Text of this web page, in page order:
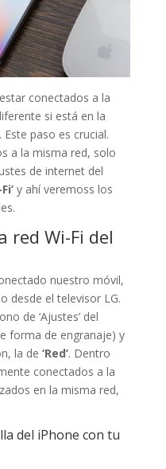
conectados a la
si está en la
paso es crucial.
a la misma red, solo
de internet del
y ahí veremoss los
red Wi-Fi del
nuestro móvil,
desde el televisor LG.
de ‘Ajustes’ del
forma de engranaje) y
la de ‘Red’. Dentro
conectados a la
en la misma red,
del iPhone con tu